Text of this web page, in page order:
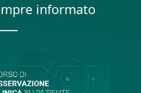
informato